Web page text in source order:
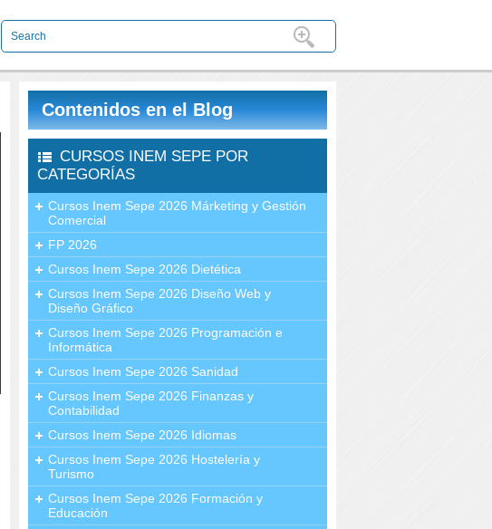
Contenidos en el Blog
CURSOS INEM SEPE POR
CATEGORÍAS
Cursos Inem Sepe 2026 Márketing y Gestión
Comercial
FP 2026
Cursos Inem Sepe 2026 Dietética
Cursos Inem Sepe 2026 Diseño Web y
Diseño Gráfico
Cursos Inem Sepe 2026 Programación e
Informática
Cursos Inem Sepe 2026 Sanidad
Cursos Inem Sepe 2026 Finanzas y
Contabilidad
Cursos Inem Sepe 2026 Idiomas
Cursos Inem Sepe 2026 Hostelería y
Turismo
Cursos Inem Sepe 2026 Formación y
Educación